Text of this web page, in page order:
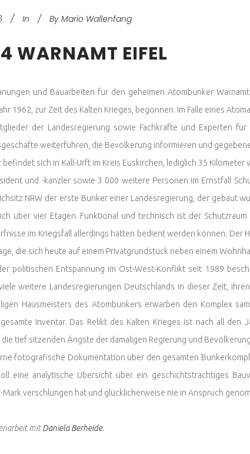
In By Mario Wallenfang
WARNAMT EIFEL
und Bauarbeiten für den geheimen Atombunker
1962, zur Zeit des Kalten Krieges, begonnen. Im Falle eines
der Landesregierung sowie Fachkräfte und Experten
weiterführen, die Bevölkerung informieren und
befindet sich in Kall-Urft im Kreis Euskirchen, lediglich 35
und -kanzler sowie 3 000 weitere Personen im Ernstfall
NRW der erste Bunker einer Landesregierung, der gebaut
über vier Etagen. Funktional und technisch ist der
im Kriegsfall allerdings hätten bedient werden können. Der
die sich heute auf einem Privatgrundstück neben einem
politischen Entspannung im Ost-West-Konflikt seit 1989
weitere Landesregierungen Deutschlands in dieser Zeit,
Hausmeisters des Atombunkers erwarben den Komplex
Inventar. Das Relikt des Kalten Krieges ist nach all
die tief sitzenden Ängste der damaligen Regierung und
fotografische Dokumentation über den gesamten
eine analytische Übersicht über ein geschichtsträchtiges
Mark verschlungen hat und glücklicherweise nie in Anspruch
mitDaniela Berheide.